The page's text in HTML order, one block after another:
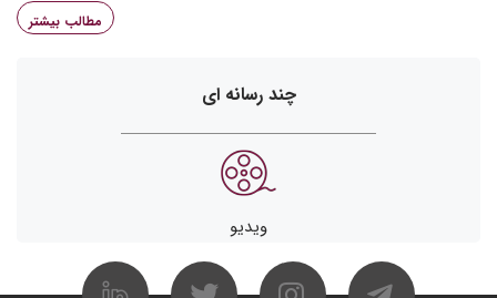
مطالب بیشتر
چند رسانه ای
ویدیو